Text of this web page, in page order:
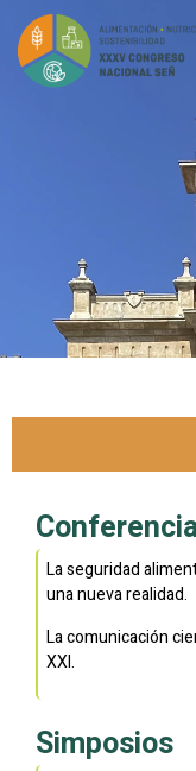
La seguridad
una nueva realidad.
La comunicación
XXI.
Simposios